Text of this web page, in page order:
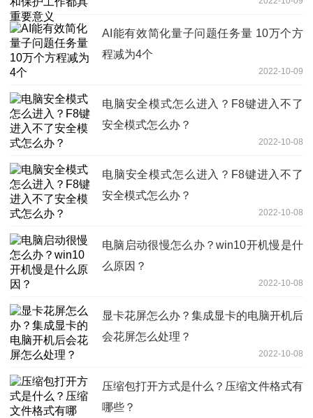
AI能有效简化量子问题任务量 10万个方
程减为4个
2022-10-09
电脑安全模式怎么进入？F8键进入不了
安全模式怎么办？
2022-10-08
电脑安全模式怎么进入？F8键进入不了
安全模式怎么办？
2022-10-08
电脑启动很慢怎么办？win10开机慢是什
么原因？
2022-10-08
显卡花屏怎么办？集成显卡的电脑开机后
会花屏怎么处理？
2022-10-08
压缩包打开方式是什么？压缩文件格式有
哪些？